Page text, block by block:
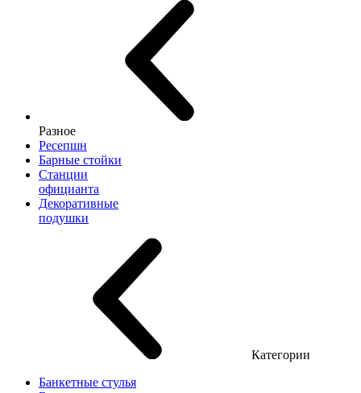
Разное
Ресепшн
Барные стойки
Станции
официанта
Декоративные
подушки
Категории
Банкетные стулья